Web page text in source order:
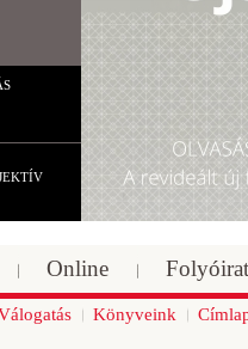
Online Folyóirat
Könyveink